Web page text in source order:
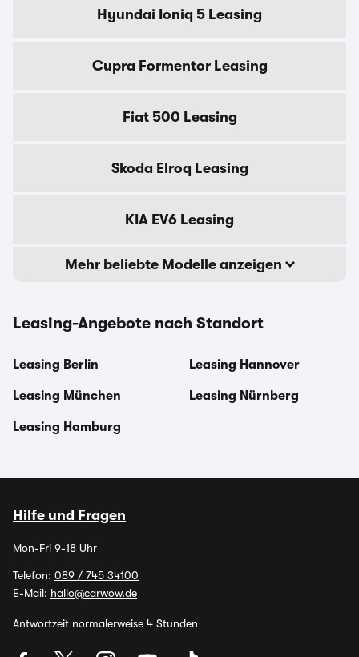
Hyundai Ioniq 5 Leasing
Cupra Formentor Leasing
Fiat 500 Leasing
Skoda Elroq Leasing
KIA EV6 Leasing
Mehr beliebte Modelle anzeigen
Leasing-Angebote nach Standort
Leasing Berlin
Leasing München
Leasing Hamburg
Leasing Hannover
Leasing Nürnberg
Hilfe und Fragen
Mon-Fri 9-18 Uhr
Telefon: 089 / 745 34100
E-Mail: hallo@carwow.de
Antwortzeit normalerweise 4 Stunden